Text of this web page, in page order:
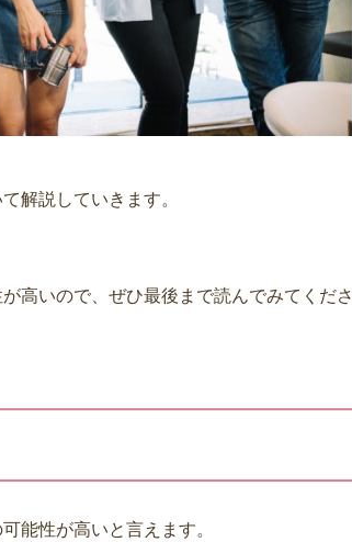
解説していきます。
高いので、ぜひ最後まで読んでみてくださ
能性が高いと言えます。